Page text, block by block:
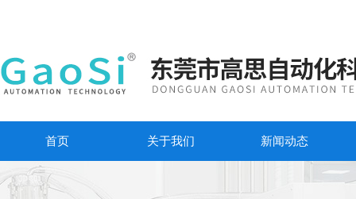
首页 关于我们 新闻动态